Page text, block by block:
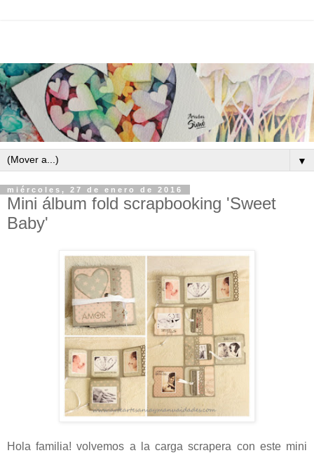
▼
miércoles, 27 de enero de 2016
Mini álbum fold scrapbooking 'Sweet
Baby'
Hola familia! volvemos a la carga scrapera con este mini